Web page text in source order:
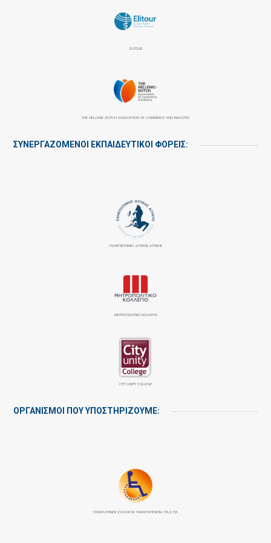
ELITOUR
THE HELLENIC-DUTCH ASSOCIATION OF COMMERCE AND INDUSTRY
ΣΥΝΕΡΓΑΖΌΜΕΝΟΙ ΕΚΠΑΙΔΕΥΤΙΚΟΊ ΦΟΡΕΊΣ:
ΠΑΝΕΠΙΣΤΉΜΙΟ ΔΥΤΙΚΉΣ ΑΤΤΙΚΉΣ
ΜΗΤΡΟΠΟΛΙΤΙΚΟ ΚΟΛΛΕΓΙΟ
CITY UNITY COLLEGE
ΟΡΓΑΝΙΣΜΟΙ ΠΟΥ ΥΠΟΣΤΗΡΙΖΟΥΜΕ:
ΠΑΝΕΛΛΉΝΙΟΣ ΣΎΛΛΟΓΟΣ ΠΑΡΑΠΛΗΓΙΚΏΝ: ΠΑ.Σ.ΠΑ